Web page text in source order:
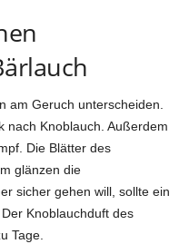
am Geruch unterscheiden.
nach Knoblauch. Außerdem
Die Blätter des
glänzen die
sicher gehen will, sollte ein
Knoblauchduft des
Tage.